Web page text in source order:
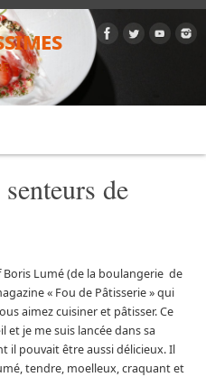
de
Boris Lumé (de la boulangerie de
« Fou de Pâtisserie » qui
aimez cuisiner et pâtisser. Ce
et je me suis lancée dans sa
il pouvait être aussi délicieux. Il
tendre, moelleux, craquant et